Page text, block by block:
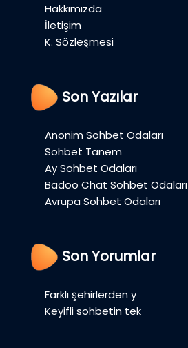
Hakkımızda
İletişim
K. Sözleşmesi
Son Yazılar
Anonim Sohbet Odaları
Sohbet Tanem
Ay Sohbet Odaları
Badoo Chat Sohbet Odaları
Avrupa Sohbet Odaları
Son Yorumlar
Farklı şehirlerden y
Keyifli sohbetin tek